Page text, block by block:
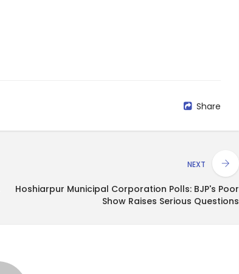
Share
NEXT
Hoshiarpur Municipal Corporation Polls: BJP's Poor
Show Raises Serious Questions